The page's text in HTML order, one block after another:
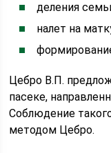
деления
налет на
Цебро В.П.
пасеке,
Соблюдение
методом Цебро.